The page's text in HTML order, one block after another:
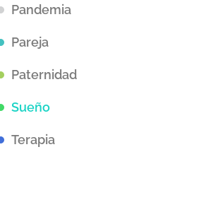
Pandemia
Pareja
Paternidad
Sueño
Terapia